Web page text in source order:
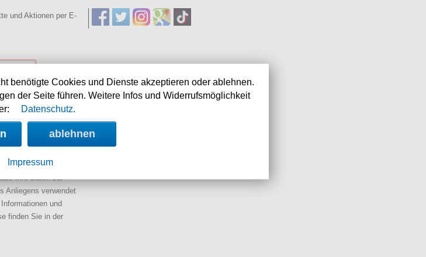
und Aktionen per E-
sich damit
Ihre Daten zur
Anliegens verwendet
und
finden Sie in der
benötigte Cookies und Dienste akzeptieren oder ablehnen.
der Seite führen. Weitere Infos und Widerrufsmöglichkeit
Datenschutz.
ablehnen
Impressum